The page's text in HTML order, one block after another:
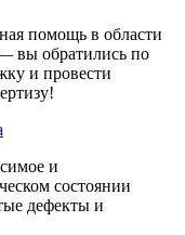
помощь в области
вы обратились по
и провести
и
состоянии
дефекты и